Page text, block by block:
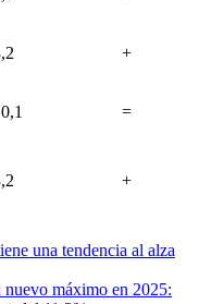
+
=
+
una tendencia al alza
máximo en 2025: